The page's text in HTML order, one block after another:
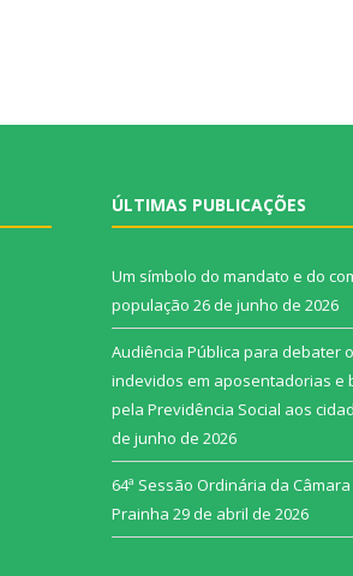
ÚLTIMAS PUBLICAÇÕES
Um símbolo do mandato e do
população 26 de junho de 2026
Audiência Pública para debater
indevidos em aposentadorias e
pela Previdência Social aos
de junho de 2026
64ª Sessão Ordinária da
Prainha 29 de abril de 2026